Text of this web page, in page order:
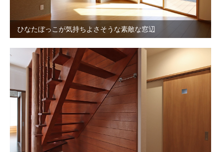
ひなたぼっこが気持ちよさそうな素敵な窓辺